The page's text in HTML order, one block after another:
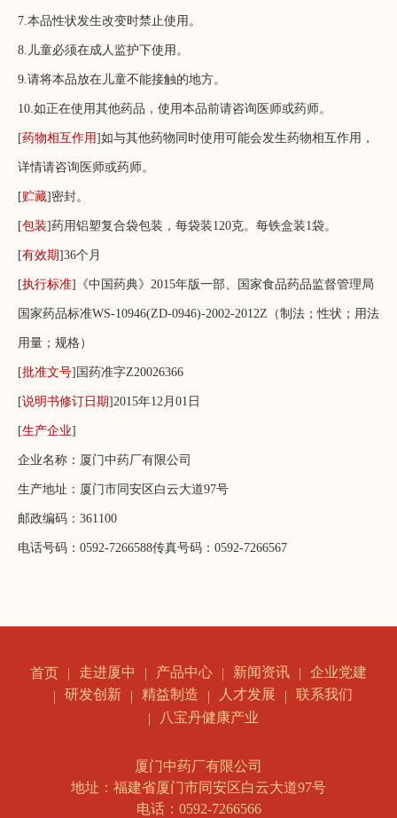
7.本品性状发生改变时禁止使用。
8.儿童必须在成人监护下使用。
9.请将本品放在儿童不能接触的地方。
10.如正在使用其他药品，使用本品前请咨询医师或药师。
[药物相互作用]如与其他药物同时使用可能会发生药物相互作用，
详情请咨询医师或药师。
[贮藏]密封。
[包装]药用铝塑复合袋包装，每袋装120克。每铁盒装1袋。
[有效期]36个月
[执行标准]《中国药典》2015年版一部、国家食品药品监督管理局
国家药品标准WS-10946(ZD-0946)-2002-2012Z（制法；性状；用法
用量；规格）
[批准文号]国药准字Z20026366
[说明书修订日期]2015年12月01日
[生产企业]
企业名称：厦门中药厂有限公司
生产地址：厦门市同安区白云大道97号
邮政编码：361100
电话号码：0592-7266588传真号码：0592-7266567
首页 走进厦中 产品中心 新闻资讯
企业党建
研发创新
精益制造 人才发展
联系我们
八宝丹健康产业
厦门中药厂有限公司
地址：福建省厦门市同安区白云大道97号
电话：0592-7266566